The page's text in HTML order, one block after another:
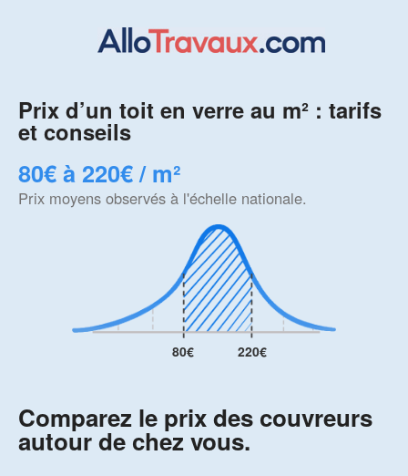
Prix d’un toit en verre au m² : tarifs
et conseils
80€ à 220€ / m²
Prix moyens observés à l'échelle nationale.
80€ 220€
Comparez le prix des couvreurs
autour de chez vous.